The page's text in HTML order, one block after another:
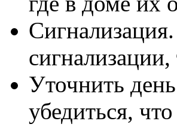
Уточнить
убедиться,